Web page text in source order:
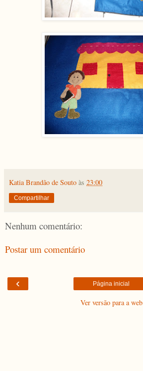
Katia Brandão de Souto às 23:00
Compartilhar
Nenhum comentário:
Postar um comentário
‹ Página inicial
Ver versão para a web